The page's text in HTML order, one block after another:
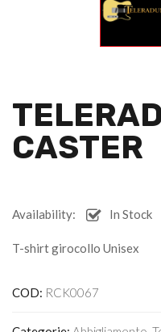
CASTER
Availability: In Stock
T-shirt girocollo Unisex
COD: RCK0067